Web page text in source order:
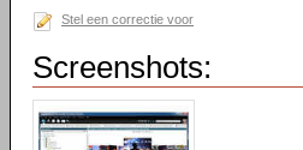
Stel een correctie voor
Screenshots: